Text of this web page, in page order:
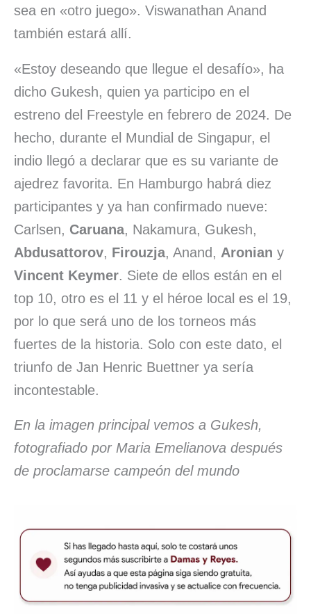
sea en «otro juego». Viswanathan Anand
también estará allí.
«Estoy deseando que llegue el desafío», ha
dicho Gukesh, quien ya participo en el
estreno del Freestyle en febrero de 2024. De
hecho, durante el Mundial de Singapur, el
indio llegó a declarar que es su variante de
ajedrez favorita. En Hamburgo habrá diez
participantes y ya han confirmado nueve:
Carlsen, Caruana, Nakamura, Gukesh,
Abdusattorov, Firouzja, Anand, Aronian y
Vincent Keymer. Siete de ellos están en el
top 10, otro es el 11 y el héroe local es el 19,
por lo que será uno de los torneos más
fuertes de la historia. Solo con este dato, el
triunfo de Jan Henric Buettner ya sería
incontestable.
En la imagen principal vemos a Gukesh,
fotografiado por Maria Emelianova después
de proclamarse campeón del mundo